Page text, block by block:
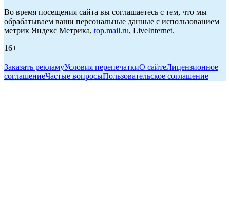
Во время посещения сайта вы соглашаетесь с тем, что мы
обрабатываем ваши персональные данные с использованием
метрик Яндекс Метрика, top.mail.ru, LiveInternet.
16+
Заказать рекламуУсловия перепечаткиО сайтеЛицензионное
соглашениеЧастые вопросыПользовательское соглашение